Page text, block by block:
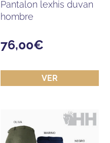
pantalon lexhis duvan
hombre
76,00€
VER